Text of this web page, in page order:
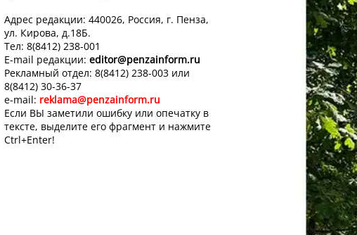
Адрес редакции: 440026, Россия, г. Пенза,
ул. Кирова, д.18Б.
Тел: 8(8412) 238-001
E-mail редакции: editor@penzainform.ru
Рекламный отдел: 8(8412) 238-003 или
8(8412) 30-36-37
e-mail: reklama@penzainform.ru
Если ВЫ заметили ошибку или опечатку в
тексте, выделите его фрагмент и нажмите
Ctrl+Enter!